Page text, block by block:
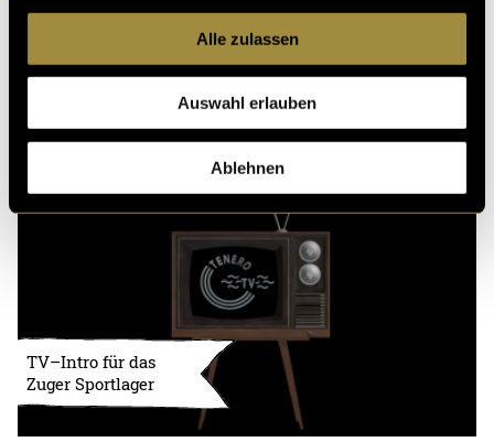
Alle zulassen
Auswahl erlauben
Ablehnen
Ronaldinho & Friends
vs. UK Legends
TV–Intro für das
Zuger Sportlager